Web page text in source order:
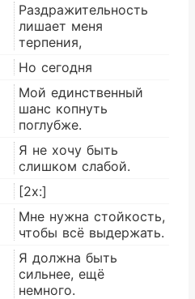
Раздражительность
лишает меня
терпения,
Но сегодня
Мой единственный
шанс копнуть
поглубже.
Я не хочу быть
слишком слабой.
[2x:]
Мне нужна стойкость,
чтобы всё выдержать.
Я должна быть
сильнее, ещё
немного.